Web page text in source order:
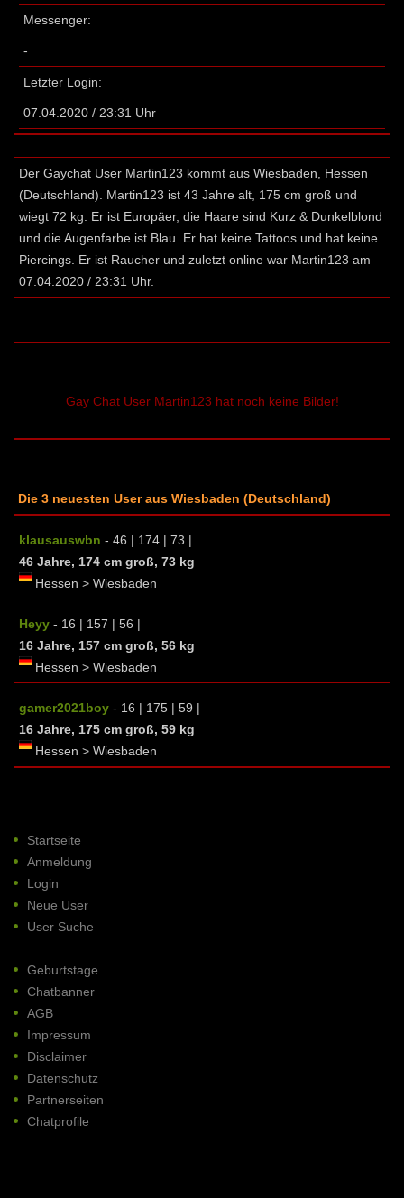
Messenger:
-
Letzter Login:
07.04.2020 / 23:31 Uhr
Der Gaychat User Martin123 kommt aus Wiesbaden, Hessen
(Deutschland). Martin123 ist 43 Jahre alt, 175 cm groß und
wiegt 72 kg. Er ist Europäer, die Haare sind Kurz & Dunkelblond
und die Augenfarbe ist Blau. Er hat keine Tattoos und hat keine
Piercings. Er ist Raucher und zuletzt online war Martin123 am
07.04.2020 / 23:31 Uhr.
Gay Chat User Martin123 hat noch keine Bilder!
Die 3 neuesten User aus Wiesbaden (Deutschland)
klausauswbn - 46 | 174 | 73 |
46 Jahre, 174 cm groß, 73 kg
Hessen > Wiesbaden
Heyy - 16 | 157 | 56 |
16 Jahre, 157 cm groß, 56 kg
Hessen > Wiesbaden
gamer2021boy - 16 | 175 | 59 |
16 Jahre, 175 cm groß, 59 kg
Hessen > Wiesbaden
Startseite
Anmeldung
Login
Neue User
User Suche
Geburtstage
Chatbanner
AGB
Impressum
Disclaimer
Datenschutz
Partnerseiten
Chatprofile